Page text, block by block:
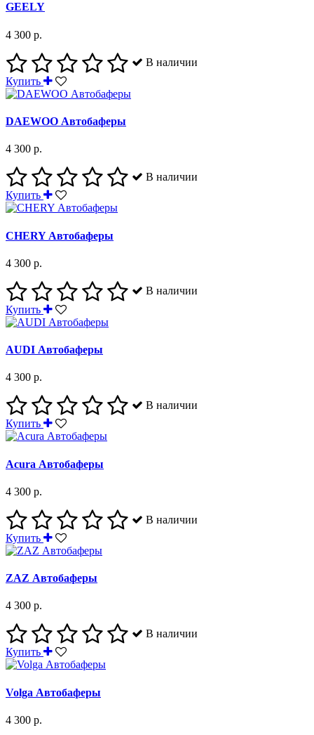
GEELY
4 300 р.
В наличии
Купить
DAEWOO Автобаферы
4 300 р.
В наличии
Купить
CHERY Автобаферы
4 300 р.
В наличии
Купить
AUDI Автобаферы
4 300 р.
В наличии
Купить
Acura Автобаферы
4 300 р.
В наличии
Купить
ZAZ Автобаферы
4 300 р.
В наличии
Купить
Volga Автобаферы
4 300 р.